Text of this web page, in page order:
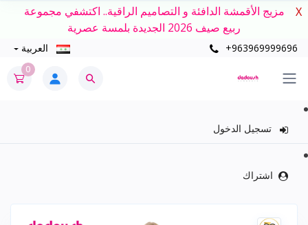
مزيج الأقمشة الدافئة و التصاميم الراقية.. اكتشفي مجموعة
ربيع صيف 2026 الجديدة بلمسة عصرية
X
+963969999696 العربية
0
تسجيل الدخول
اشتراك